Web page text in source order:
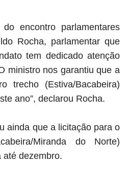
encontro parlamentares
Rocha, parlamentar que
tem dedicado atenção
ministro nos garantiu que a
trecho (Estiva/Bacabeira)
ano”, declarou Rocha.
ainda que a licitação para o
Miranda do Norte)
até dezembro.